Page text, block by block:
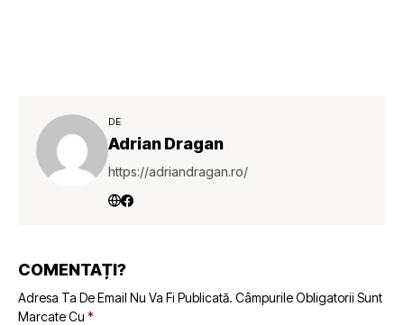
DE
Adrian Dragan
https://adriandragan.ro/
COMENTAȚI?
Adresa Ta De Email Nu Va Fi Publicată. Câmpurile Obligatorii Sunt
Marcate Cu *